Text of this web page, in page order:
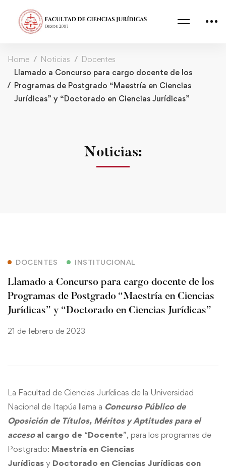
Home Noticias
Docentes
Llamado a Concurso para cargo docente de los
Programas de Postgrado “Maestría en Ciencias
Jurídicas” y “Doctorado en Ciencias Jurídicas”
Noticias:
DOCENTES INSTITUCIONAL
Llamado a Concurso para cargo docente de los
Programas de Postgrado “Maestría en Ciencias
Jurídicas” y “Doctorado en Ciencias Jurídicas”
21 de febrero de 2023
La Facultad de Ciencias Jurídicas de la Universidad
Nacional de Itapúa llama a Concurso Público de
Oposición de Títulos, Méritos y Aptitudes para el
acceso al cargo de “Docente”, para los programas de
Postgrado: Maestría en Ciencias
Jurídicas y Doctorado en Ciencias Jurídicas con